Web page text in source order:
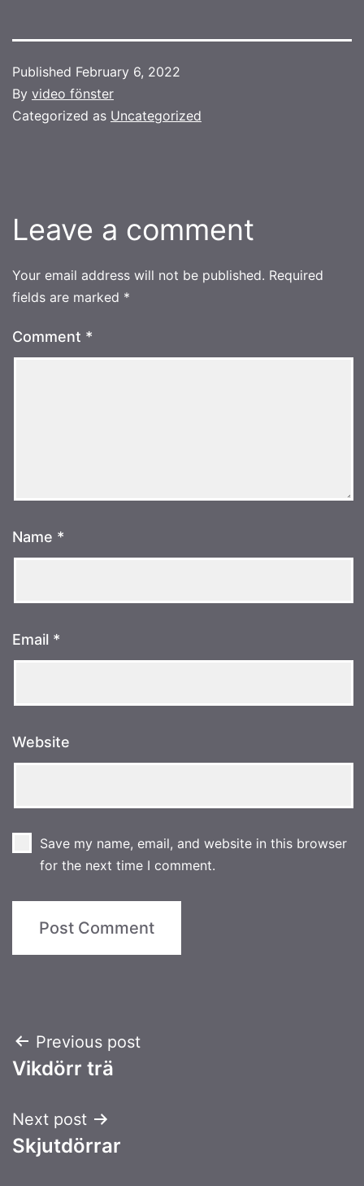
Published February 6, 2022
By video fönster
Categorized as Uncategorized
Leave a comment
Your email address will not be published. Required
fields are marked *
Comment *
Name *
Email *
Website
Save my name, email, and website in this browser
for the next time I comment.
Post
navigation
Previous post
Vikdörr trä
Next post
Skjutdörrar